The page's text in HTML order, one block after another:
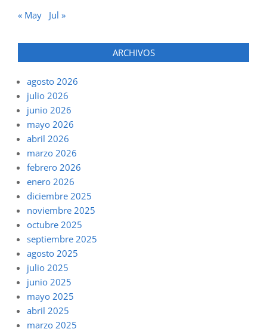
« May Jul »
ARCHIVOS
agosto 2026
julio 2026
junio 2026
mayo 2026
abril 2026
marzo 2026
febrero 2026
enero 2026
diciembre 2025
noviembre 2025
octubre 2025
septiembre 2025
agosto 2025
julio 2025
junio 2025
mayo 2025
abril 2025
marzo 2025